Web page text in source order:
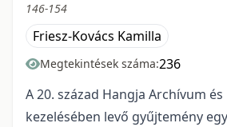
146-154
Friesz-Kovács Kamilla
Megtekintések száma:236
A 20. század Hangja Archívum
kezelésében levő gyűjtemény